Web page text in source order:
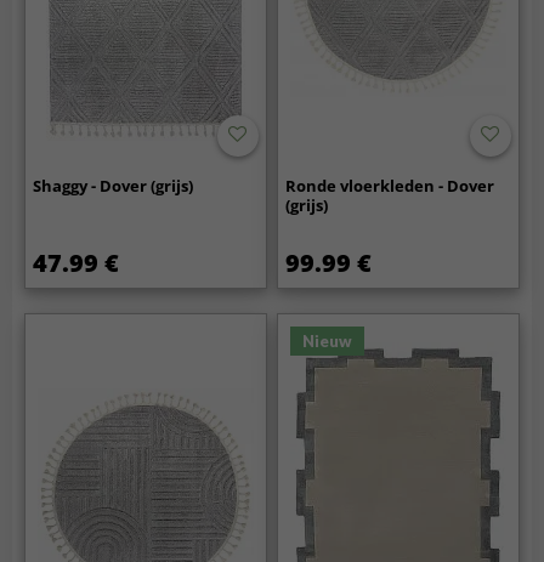
Shaggy - Dover (grijs)
47.99 €
Ronde vloerkleden - Dover
(grijs)
99.99 €
Nieuw